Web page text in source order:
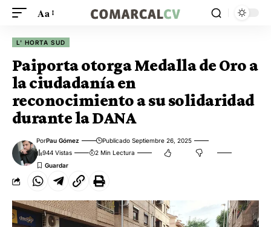
Aa
L' HORTA SUD
Paiporta otorga Medalla de Oro a
la ciudadanía en
reconocimiento a su solidaridad
durante la DANA
PorPau Gómez
Publicado Septiembre 26, 2025
944 Vistas
2 Min Lectura